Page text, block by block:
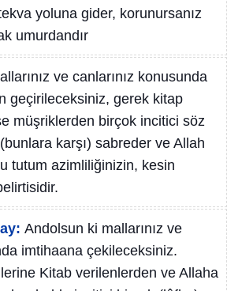
yoluna gider, korunursanız
umurdandır
ve canlarınız konusunda
geçirileceksiniz, gerek kitap
müşriklerden birçok incitici söz
karşı) sabreder ve Allah
tutum azimliliğinizin, kesin
Andolsun ki mallarınız ve
imtihaana çekileceksiniz.
Kitab verilenlerden ve Allaha